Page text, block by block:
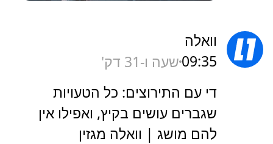
וואלה
09:35שעה ו-31 דק'
די עם התירוצים: כל הטעויות
שגברים עושים בקיץ, ואפילו אין
להם מושג | וואלה מגזין